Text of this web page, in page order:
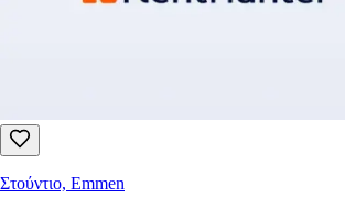
Στούντιο, Emmen